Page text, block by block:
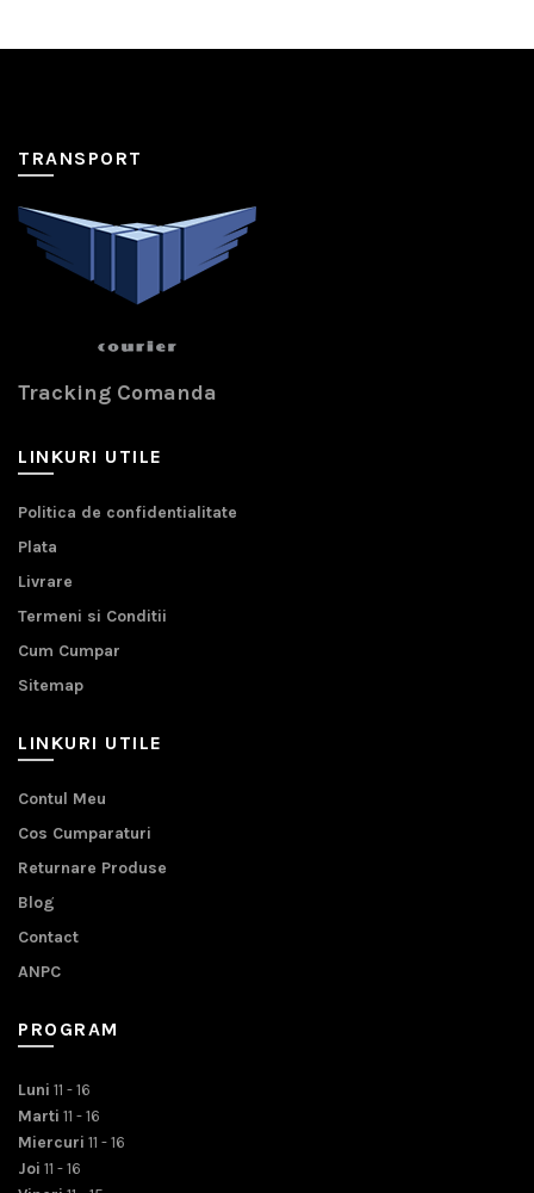
TRANSPORT
Tracking Comanda
LINKURI UTILE
Politica de confidentialitate
Plata
Livrare
Termeni si Conditii
Cum Cumpar
Sitemap
LINKURI UTILE
Contul Meu
Cos Cumparaturi
Returnare Produse
Blog
Contact
ANPC
PROGRAM
Luni 11 - 16
Marti 11 - 16
Miercuri 11 - 16
Joi 11 - 16